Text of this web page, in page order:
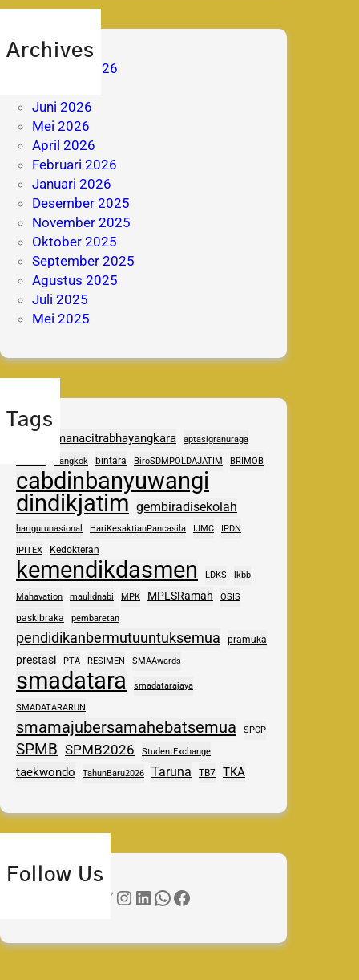
Archives
Agustus 2026
Juni 2026
Mei 2026
April 2026
Februari 2026
Januari 2026
Desember 2025
November 2025
Oktober 2025
September 2025
Agustus 2025
Juli 2025
Mei 2025
Tags
adhipramanacitrabhayangkara aptasigranuraga
Bangkok bintara BiroSDMPOLDAJATIM BRIMOB
cabdinbanyuwangi
dindikjatim gembiradisekolah
harigurunasional HariKesaktianPancasila IJMC IPDN
IPITEX Kedokteran
kemendikdasmen LDKS lkbb
Mahavation maulidnabi MPK MPLSRamah OSIS
paskibraka pembaretan
pendidikanbermutuuntuksemua pramuka
prestasi PTA RESIMEN SMAAwards
smadatara smadatarajaya
SMADATARARUN
smamajubersamahebatsemua SPCP
SPMB SPMB2026 StudentExchange
taekwondo TahunBaru2026 Taruna TB7 TKA
Follow Us
Instagram LinkedIn WhatsApp Facebook